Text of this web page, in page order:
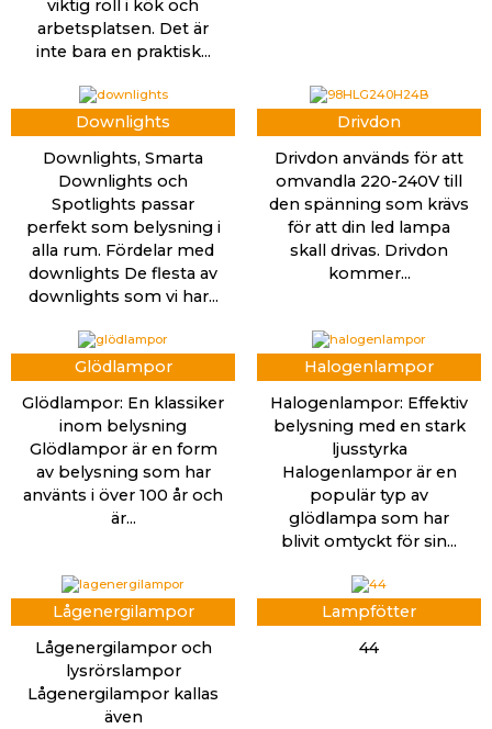
viktig roll i kök och
arbetsplatsen. Det är
inte bara en praktisk...
Downlights
Downlights, Smarta
Downlights och
Spotlights passar
perfekt som belysning i
alla rum. Fördelar med
downlights De flesta av
downlights som vi har...
Drivdon
Drivdon används för att
omvandla 220-240V till
den spänning som krävs
för att din led lampa
skall drivas. Drivdon
kommer...
Glödlampor
Glödlampor: En klassiker
inom belysning
Glödlampor är en form
av belysning som har
använts i över 100 år och
är...
Halogenlampor
Halogenlampor: Effektiv
belysning med en stark
ljusstyrka
Halogenlampor är en
populär typ av
glödlampa som har
blivit omtyckt för sin...
Lågenergilampor
Lågenergilampor och
lysrörslampor
Lågenergilampor kallas
även
Lampfötter
44